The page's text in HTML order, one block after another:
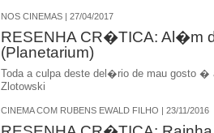
NOS CINEMAS | 27/04/2017
RESENHA CR�TICA: Al�m
(Planetarium)
Toda a culpa deste del�rio de mau gosto �
Zlotowski
CINEMA COM RUBENS EWALD FILHO | 23/11/2016